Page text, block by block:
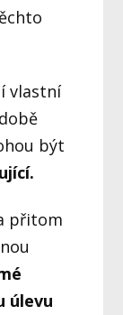
vlastní
být
přitom
úlevu